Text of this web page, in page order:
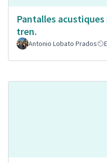
Pantalles
tren.
Antonio Lobato Prados